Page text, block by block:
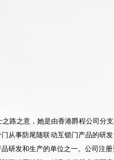
之意，她是由香港爵程公司分支
事防尾随联动互锁门产品的研发
研发和生产的单位之一。公司注册